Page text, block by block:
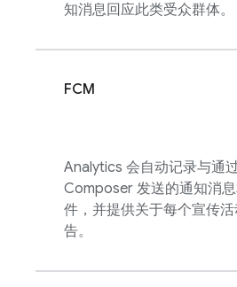
知消息回应此类受众群体。
FCM
Analytics 会自动记录与通
Composer 发送的通知消
件，并提供关于每个宣传
告。